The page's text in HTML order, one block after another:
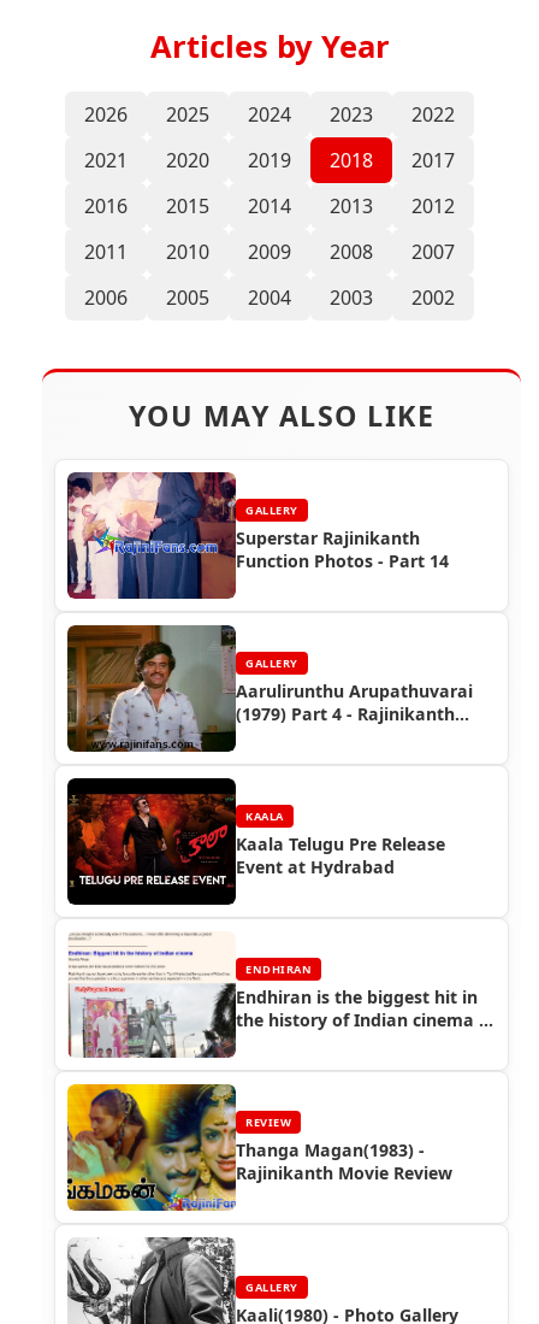
Articles by Year
2026 2025 2024 2023
2022
2021
2020 2019 2018
2017
2016
2015 2014 2013
2012
2011
2010 2009 2008
2007
2006
2005 2004 2003 2002
YOU MAY ALSO LIKE
GALLERY
Superstar Rajinikanth
Function Photos - Part 14
GALLERY
Aarulirunthu Arupathuvarai
(1979) Part 4 - Rajinikanth
KAALA
Kaala Telugu Pre Release
Event at Hydrabad
ENDHIRAN
Endhiran is the biggest hit in
the history of Indian cinema –
Boxoffice
REVIEW
Thanga Magan(1983) -
Rajinikanth Movie Review
GALLERY
Kaali(1980) - Photo Gallery